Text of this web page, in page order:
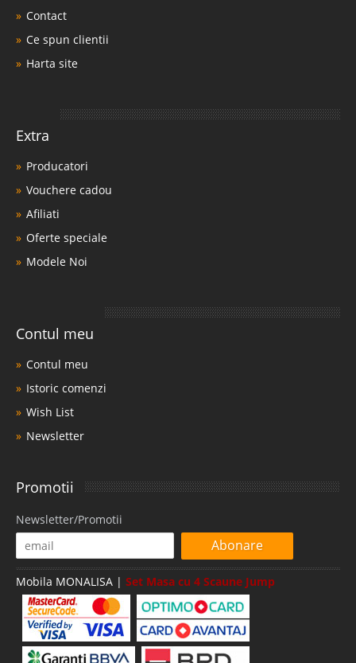
Contact
Ce spun clientii
Harta site
Extra
Producatori
Vouchere cadou
Afiliati
Oferte speciale
Modele Noi
Contul meu
Contul meu
Istoric comenzi
Wish List
Newsletter
Promotii
Newsletter/Promotii
Abonare
Mobila MONALISA | Set Masa cu 4 Scaune Jump